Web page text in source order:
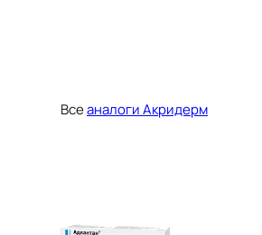
Всеаналоги Акридерм